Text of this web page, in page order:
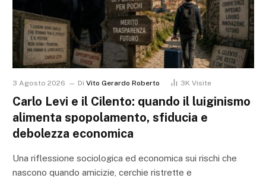
3 Agosto 2026 Di Vito Gerardo Roberto 3K Visite
Carlo Levi e il Cilento: quando il luiginismo
alimenta spopolamento, sfiducia e
debolezza economica
Una riflessione sociologica ed economica sui rischi che
nascono quando amicizie, cerchie ristrette e